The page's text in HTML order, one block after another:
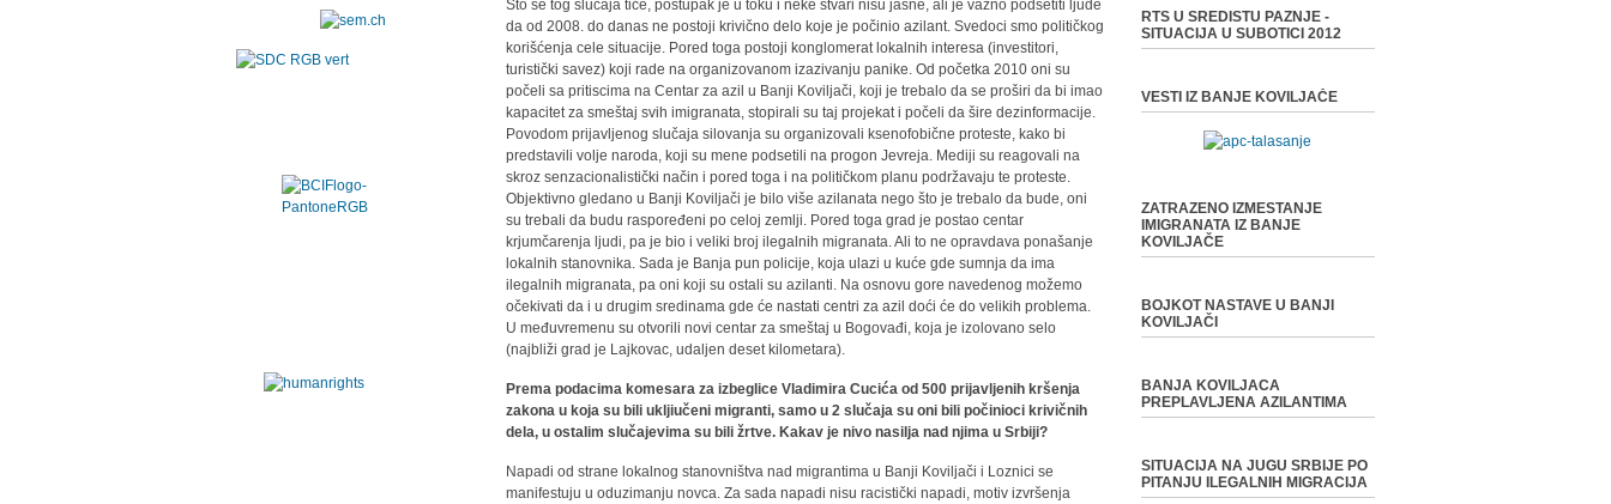
Što se tog slučaja tiče, postupak je u toku i neke stvari nisu jasne, ali je važno podsetiti ljude
da od 2008. do danas ne postoji krivično delo koje je počinio azilant. Svedoci smo političkog
korišćenja cele situacije. Pored toga postoji konglomerat lokalnih interesa (investitori,
turistički savez) koji rade na organizovanom izazivanju panike. Od početka 2010 oni su
počeli sa pritiscima na Centar za azil u Banji Koviljači, koji je trebalo da se proširi da bi imao
kapacitet za smeštaj svih imigranata, stopirali su taj projekat i počeli da šire dezinformacije.
Povodom prijavljenog slučaja silovanja su organizovali ksenofobične proteste, kako bi
predstavili volje naroda, koji su mene podsetili na progon Jevreja. Mediji su reagovali na
skroz senzacionalistički način i pored toga i na političkom planu podržavaju te proteste.
Objektivno gledano u Banji Koviljači je bilo više azilanata nego što je trebalo da bude, oni
su trebali da budu raspoređeni po celoj zemlji. Pored toga grad je postao centar
krjumčarenja ljudi, pa je bio i veliki broj ilegalnih migranata. Ali to ne opravdava ponašanje
lokalnih stanovnika. Sada je Banja pun policije, koja ulazi u kuće gde sumnja da ima
ilegalnih migranata, pa oni koji su ostali su azilanti. Na osnovu gore navedenog možemo
očekivati da i u drugim sredinama gde će nastati centri za azil doći će do velikih problema.
U međuvremenu su otvorili novi centar za smeštaj u Bogovađi, koja je izolovano selo
(najbliži grad je Lajkovac, udaljen deset kilometara).
Prema podacima komesara za izbeglice Vladimira Cucića od 500 prijavljenih kršenja
zakona u koja su bili ukljiučeni migranti, samo u 2 slučaja su oni bili počinioci krivičnih
dela, u ostalim slučajevima su bili žrtve. Kakav je nivo nasilja nad njima u Srbiji?
Napadi od strane lokalnog stanovništva nad migrantima u Banji Koviljači i Loznici se
manifestuju u oduzimanju novca. Za sada napadi nisu racistički napadi, motiv izvršenja
RTS U SREDISTU PAZNJE -
SITUACIJA U SUBOTICI 2012
VESTI IZ BANJE KOVILJAČE
ZATRAZENO IZMESTANJE
IMIGRANATA IZ BANJE
KOVILJAČE
BOJKOT NASTAVE U BANJI
KOVILJAČI
BANJA KOVILJACA
PREPLAVLJENA AZILANTIMA
SITUACIJA NA JUGU SRBIJE PO
PITANJU ILEGALNIH MIGRACIJA